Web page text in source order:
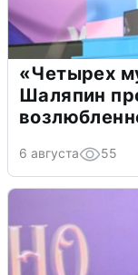
«Четырех
Шаляпин
6 августа 55